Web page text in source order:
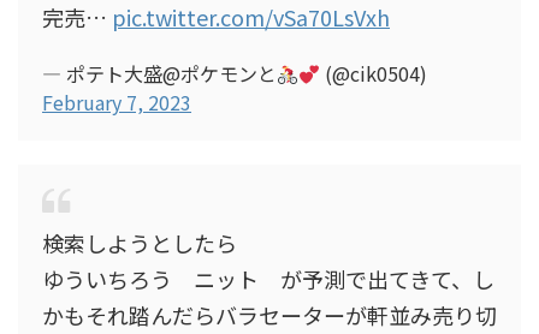
完売… pic.twitter.com/vSa70LsVxh
— ポテト大盛@ポケモンと
(@cik0504)
February 7, 2023
検索しようとしたら
ゆういちろう ニット が予測で出てきて、し
かもそれ踏んだらバラセーターが軒並み売り切